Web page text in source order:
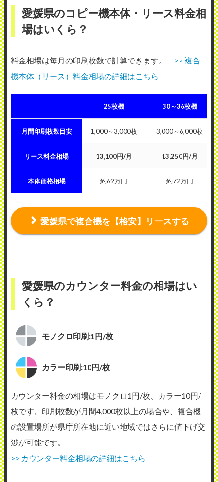
愛媛県のコピー機本体・リース料金相
場はいくら？
料金相場は毎月の印刷枚数で計算できます。
>> 複合
機本体（リース）料金相場の詳細はこちら
25枚機 30～36枚機
月間印刷枚数目安 1,000～3,000枚 3,000～6,000枚
リース料金相場 13,100円/月 13,250円/月
本体価格相場 約69万円 約72万円
愛媛県で複合機を【格安】リースする
愛媛県のカウンター料金の相場はい
くら？
モノクロ印刷:1円/枚
カラー印刷:10円/枚
カウンター料金の相場はモノクロ1円/枚、カラー10円/
枚です。印刷枚数が月間4,000枚以上の場合や、複合機
の設置場所が県庁所在地に近い地域ではさらに値下げ交
渉が可能です。
>> カウンター料金相場の詳細はこちら